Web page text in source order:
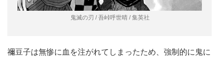
鬼滅の刃 / 吾峠呼世晴 / 集英社
禰豆子は無惨に血を注がれてしまったため、強制的に鬼に